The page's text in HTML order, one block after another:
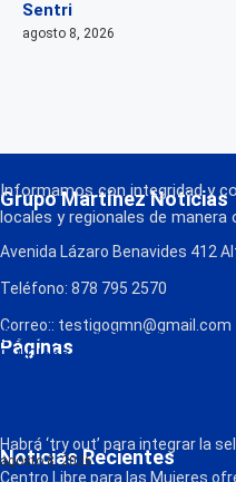
Sentri
agosto 8, 2026
Grupo Martínez Noticias
Informamos con integridad y
locales y regionales de manera
Avenida Lázaro Benavides 412
Teléfono: 878 795 2570
Correo:: testigogmn@gmail.com
Páginas
¡Descarga nuestra App!
FM Globo
Radio
Noticias Recientes
Habrá ‘try out’ para integrar la
agosto 8, 2026
Centro Libre para las Mujeres